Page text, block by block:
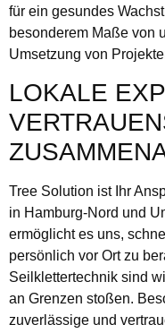
für ein gesundes
besonderem Maße von
Umsetzung von
LOKALE
Tree Solution ist Ihr
in Hamburg-Nord und
ermöglicht es uns,
persönlich vor Ort zu
Seilklettertechnik sind
an Grenzen stoßen.
zuverlässige und